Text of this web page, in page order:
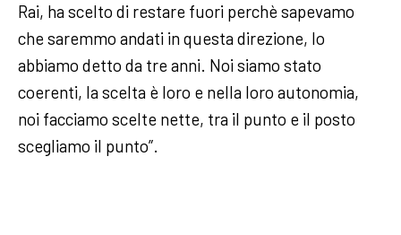
Rai, ha scelto di restare fuori perchè sapevamo
che saremmo andati in questa direzione, lo
abbiamo detto da tre anni. Noi siamo stato
coerenti, la scelta è loro e nella loro autonomia,
noi facciamo scelte nette, tra il punto e il posto
scegliamo il punto”.